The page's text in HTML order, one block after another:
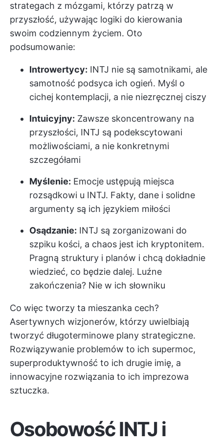
strategach z mózgami, którzy patrzą w
przyszłość, używając logiki do kierowania
swoim codziennym życiem. Oto
podsumowanie:
Introwertycy: INTJ nie są samotnikami, ale
samotność podsyca ich ogień. Myśl o
cichej kontemplacji, a nie niezręcznej ciszy
Intuicyjny: Zawsze skoncentrowany na
przyszłości, INTJ są podekscytowani
możliwościami, a nie konkretnymi
szczegółami
Myślenie: Emocje ustępują miejsca
rozsądkowi u INTJ. Fakty, dane i solidne
argumenty są ich językiem miłości
Osądzanie: INTJ są zorganizowani do
szpiku kości, a chaos jest ich kryptonitem.
Pragną struktury i planów i chcą dokładnie
wiedzieć, co będzie dalej. Luźne
zakończenia? Nie w ich słowniku
Co więc tworzy ta mieszanka cech?
Asertywnych wizjonerów, którzy uwielbiają
tworzyć długoterminowe plany strategiczne.
Rozwiązywanie problemów to ich supermoc,
superproduktywność to ich drugie imię, a
innowacyjne rozwiązania to ich imprezowa
sztuczka.
Osobowość INTJ i